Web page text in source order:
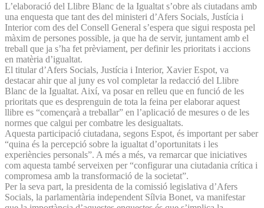
L’elaboració del Llibre Blanc de la Igualtat s’obre als ciutadans amb
una enquesta que tant des del ministeri d’Afers Socials, Justícia i
Interior com des del Consell General s’espera que sigui resposta pel
màxim de persones possible, ja que ha de servir, juntament amb el
treball que ja s’ha fet prèviament, per definir les prioritats i accions
en matèria d’igualtat.
El titular d’Afers Socials, Justícia i Interior, Xavier Espot, va
destacar ahir que al juny es vol completar la redacció del Llibre
Blanc de la Igualtat. Així, va posar en relleu que en funció de les
prioritats que es desprenguin de tota la feina per elaborar aquest
llibre es “començarà a treballar” en l’aplicació de mesures o de les
normes que calgui per combatre les des­igualtats.
Aquesta participació ciutadana, segons Espot, és important per saber
“quina és la percepció sobre la igualtat d’oportunitats i les
experiències personals”. A més a més, va remarcar que iniciatives
com aquesta també serveixen per “configurar una ciutadania crítica i
compromesa amb la transformació de la societat”.
Per la seva part, la presidenta de la comissió legislativa d’Afers
Socials, la parlamentària independent Sílvia Bonet, va manifestar